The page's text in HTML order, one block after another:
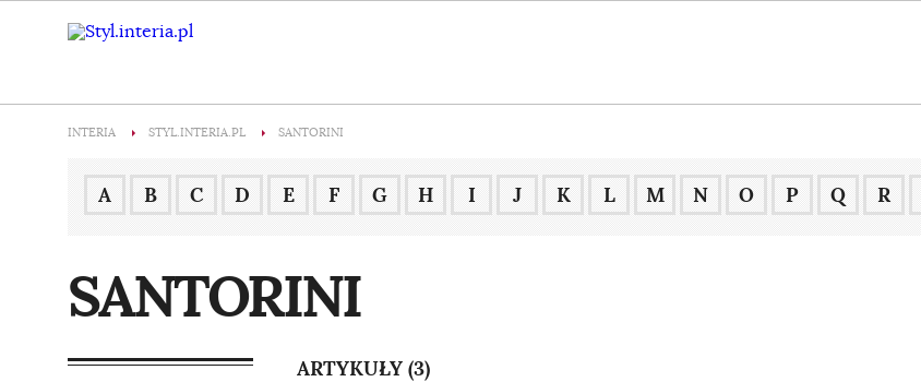
INTERIA STYL.INTERIA.PL SANTORINI
A B C D E F G H I J K L M N O P Q R
SANTORINI
ARTYKUŁY (3)